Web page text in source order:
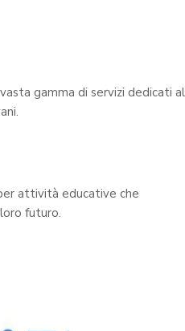
gamma di servizi dedicati al
attività educative che
futuro.